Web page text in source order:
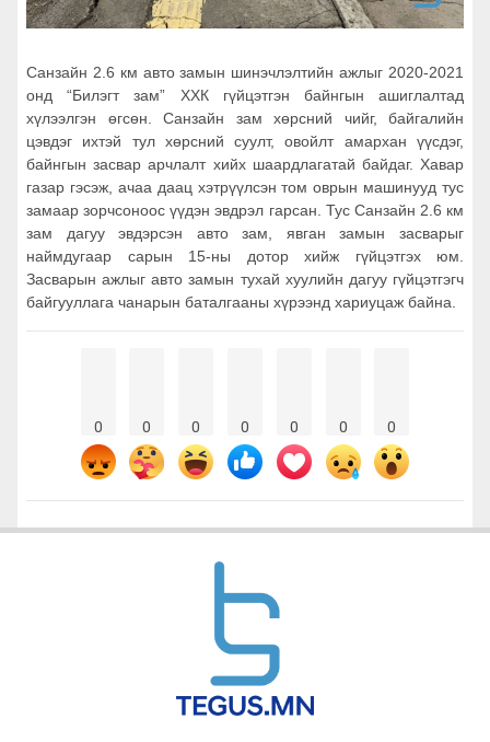
Санзайн 2.6 км авто замын шинэчлэлтийн ажлыг 2020-2021
онд “Билэгт зам” ХХК гүйцэтгэн байнгын ашиглалтад
хүлээлгэн өгсөн. Санзайн зам хөрсний чийг, байгалийн
цэвдэг ихтэй тул хөрсний суулт, овойлт амархан үүсдэг,
байнгын засвар арчлалт хийх шаардлагатай байдаг. Хавар
газар гэсэж, ачаа даац хэтрүүлсэн том оврын машинууд тус
замаар зорчсоноос үүдэн эвдрэл гарсан. Тус Санзайн 2.6 км
зам дагуу эвдэрсэн авто зам, явган замын засварыг
наймдугаар сарын 15-ны дотор хийж гүйцэтгэх юм.
Засварын ажлыг авто замын тухай хуулийн дагуу гүйцэтгэгч
байгууллага чанарын баталгааны хүрээнд хариуцаж байна.
0 0 0 0 0 0 0